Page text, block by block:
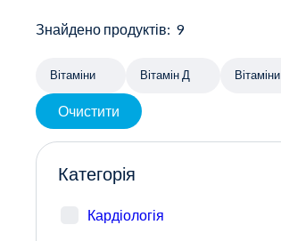
Знайдено продуктів: 9
Вітаміни Вітамін Д Вітаміни
Очистити
Категорія
Кардіологія